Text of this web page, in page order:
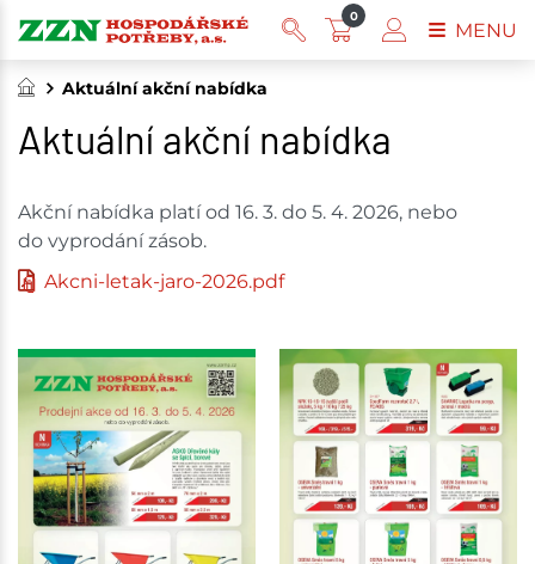
Aktuální akční nabídka
Aktuální akční nabídka
Akční nabídka platí od 16. 3. do 5. 4. 2026, nebo
do vyprodání zásob.
Akcni-letak-jaro-2026.pdf
0
MENU